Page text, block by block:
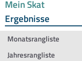
Mein Skat
Ergebnisse
Monatsrangliste
Jahresrangliste